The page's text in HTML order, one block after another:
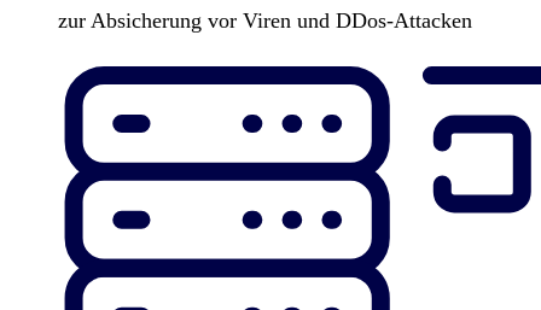
zur Absicherung vor Viren und DDos-Attacken